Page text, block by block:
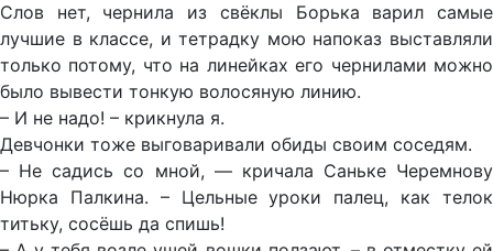
Слов нет, чернила из свёклы Борька варил самые
лучшие в классе, и тетрадку мою напоказ выставляли
только потому, что на линейках его чернилами можно
было вывести тонкую волосяную линию.
– И не надо! – крикнула я.
Девчонки тоже выговаривали обиды своим соседям.
– Не садись со мной, — кричала Саньке Черемнову
Нюрка Палкина. – Цельные уроки палец, как телок
титьку, сосёшь да спишь!